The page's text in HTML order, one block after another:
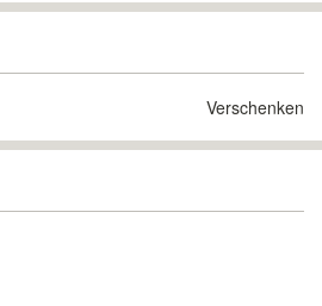
Verschenken